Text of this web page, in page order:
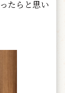
たらと思い